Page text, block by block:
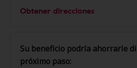
Obtener direcciones
Su beneficio podría ahorrarle
próximo paso: